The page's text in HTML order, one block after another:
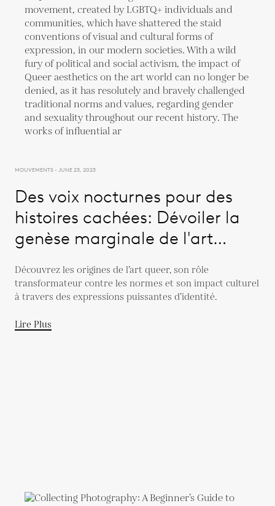
MOUVEMENTS - JUNE 23, 2023
Des voix nocturnes pour des
histoires cachées: Dévoiler la
genèse marginale de l'art
Découvrez les origines de l’art queer, son rôle
transformateur contre les normes et son impact culturel
à travers des expressions puissantes d’identité.
Lire Plus